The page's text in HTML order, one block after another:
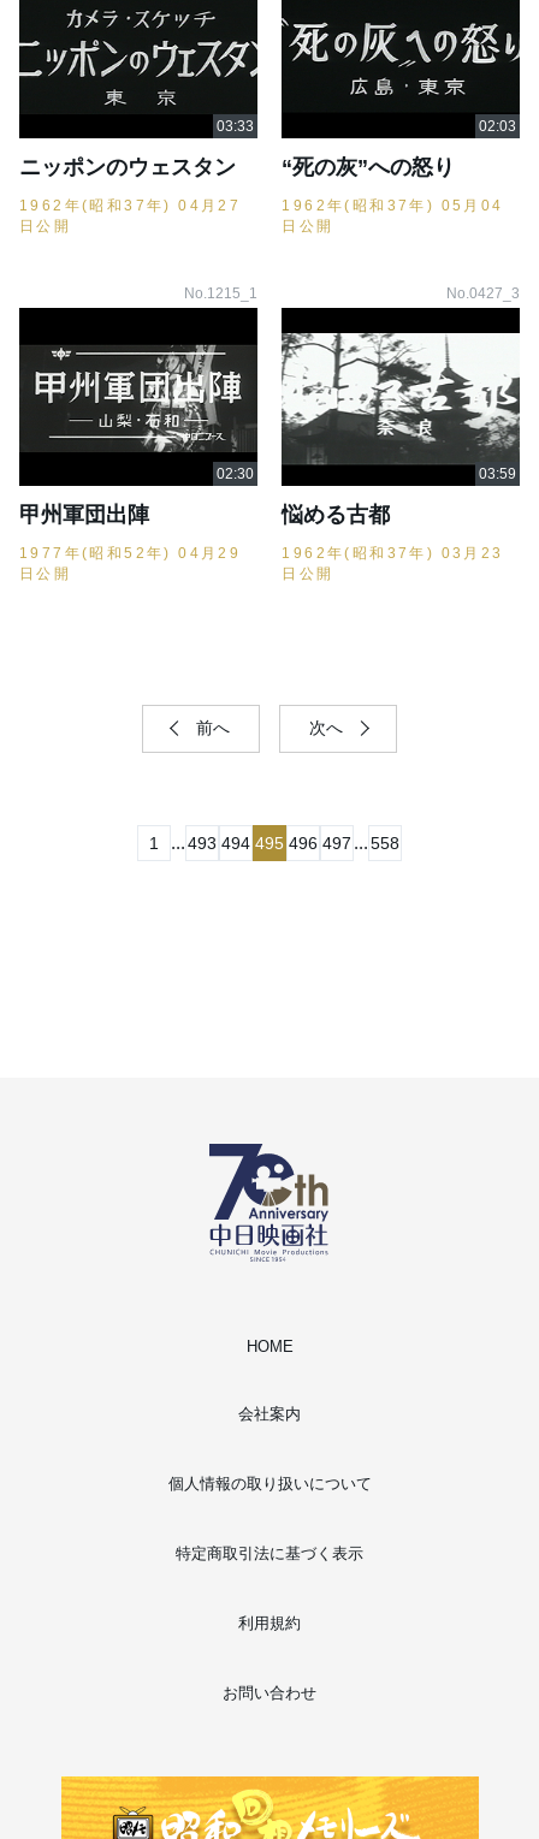
ニッポンのウェスタン
1962年(昭和37年) 04月27
日公開
“死の灰”への怒り
1962年(昭和37年) 05月04
日公開
No.1215_1
甲州軍団出陣
1977年(昭和52年) 04月29
日公開
No.0427_3
悩める古都
1962年(昭和37年) 03月23
日公開
前へ 次へ
1 ...493 494 495 496 497 ...558
HOME
会社案内
個人情報の取り扱いについて
特定商取引法に基づく表示
利用規約
お問い合わせ